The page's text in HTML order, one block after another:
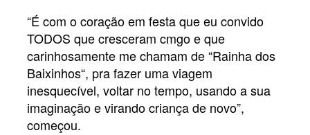
“É com o coração em festa que eu convido
TODOS que cresceram cmgo e que
carinhosamente me chamam de “Rainha dos
Baixinhos“, pra fazer uma viagem
inesquecível, voltar no tempo, usando a sua
imaginação e virando criança de novo”,
começou.